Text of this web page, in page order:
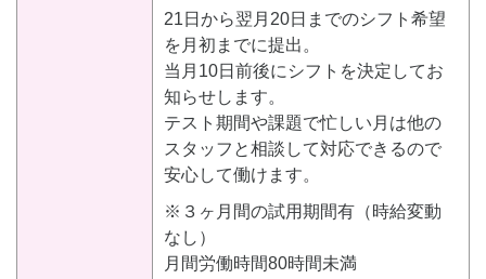
21日から翌月20日までのシフト希望
を月初までに提出。
当月10日前後にシフトを決定してお
知らせします。
テスト期間や課題で忙しい月は他の
スタッフと相談して対応できるので
安心して働けます。
※３ヶ月間の試用期間有（時給変動
なし）
月間労働時間80時間未満